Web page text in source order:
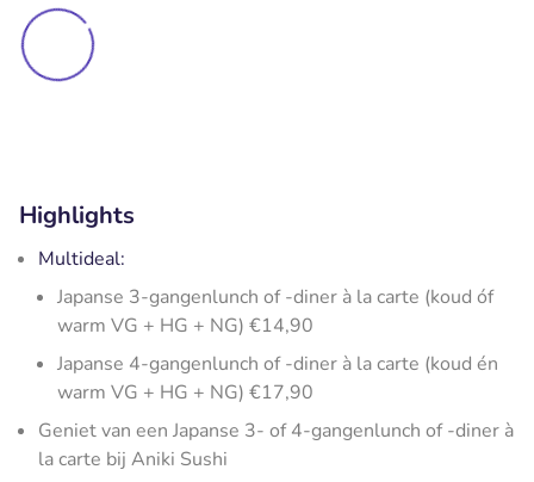
Highlights
Multideal:
Japanse 3-gangenlunch of -diner à la carte (koud óf
warm VG + HG + NG) €14,90
Japanse 4-gangenlunch of -diner à la carte (koud én
warm VG + HG + NG) €17,90
Geniet van een Japanse 3- of 4-gangenlunch of -diner à
la carte bij Aniki Sushi